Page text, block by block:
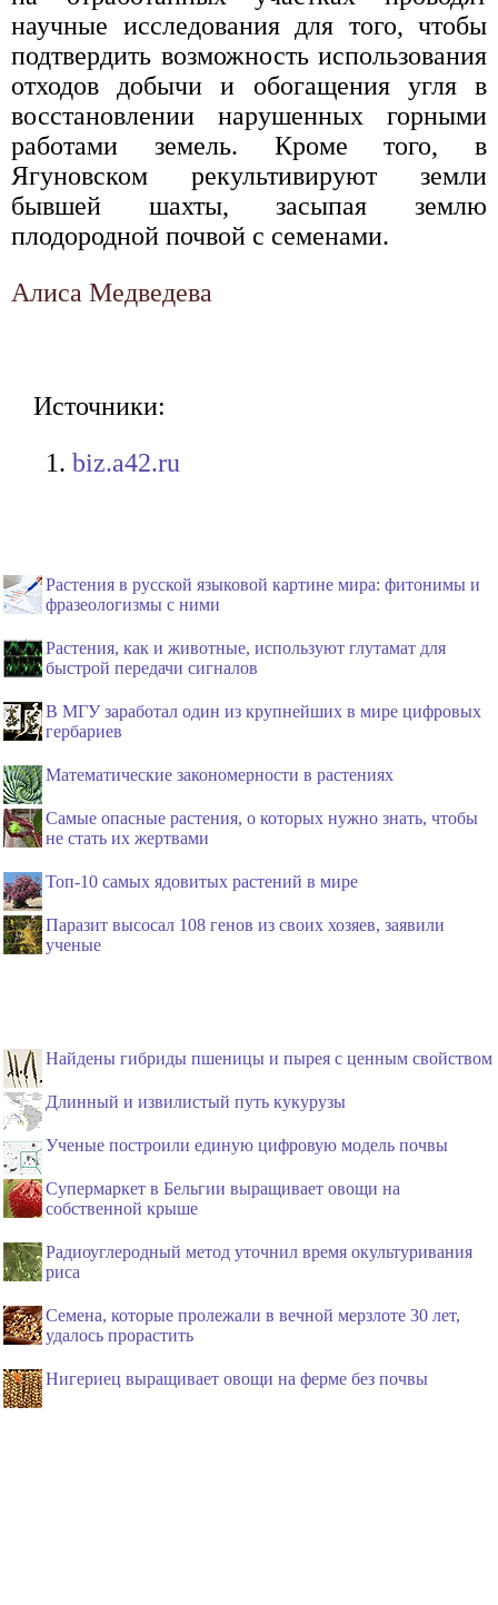
научные исследования для того, чтобы
подтвердить возможность использования
отходов добычи и обогащения угля в
восстановлении нарушенных горными
работами земель. Кроме того, в
Ягуновском рекультивируют земли
бывшей шахты, засыпая землю
плодородной почвой с семенами.
Алиса Медведева
Источники:
biz.a42.ru
Растения в русской языковой картине мира: фитонимы и
фразеологизмы с ними
Растения, как и животные, используют глутамат для
быстрой передачи сигналов
В МГУ заработал один из крупнейших в мире цифровых
гербариев
Математические закономерности в растениях
Самые опасные растения, о которых нужно знать, чтобы
не стать их жертвами
Топ-10 самых ядовитых растений в мире
Паразит высосал 108 генов из своих хозяев, заявили
ученые
Найдены гибриды пшеницы и пырея с ценным свойством
Длинный и извилистый путь кукурузы
Ученые построили единую цифровую модель почвы
Супермаркет в Бельгии выращивает овощи на
собственной крыше
Радиоуглеродный метод уточнил время окультуривания
риса
Семена, которые пролежали в вечной мерзлоте 30 лет,
удалось прорастить
Нигериец выращивает овощи на ферме без почвы